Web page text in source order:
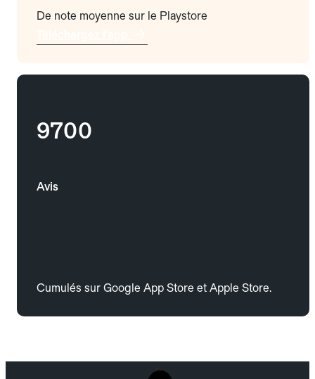
De note moyenne sur le Playstore
9700
Avis
Cumulés sur Google App Store et Apple Store.